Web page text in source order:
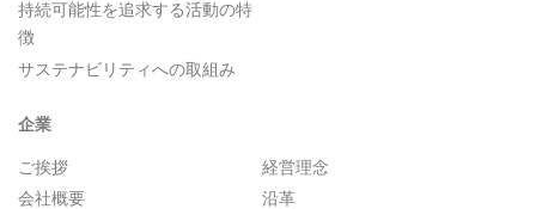
持続可能性を追求する活動の特
徴
サステナビリティへの取組み
企業
ご挨拶
経営理念
会社概要
沿革